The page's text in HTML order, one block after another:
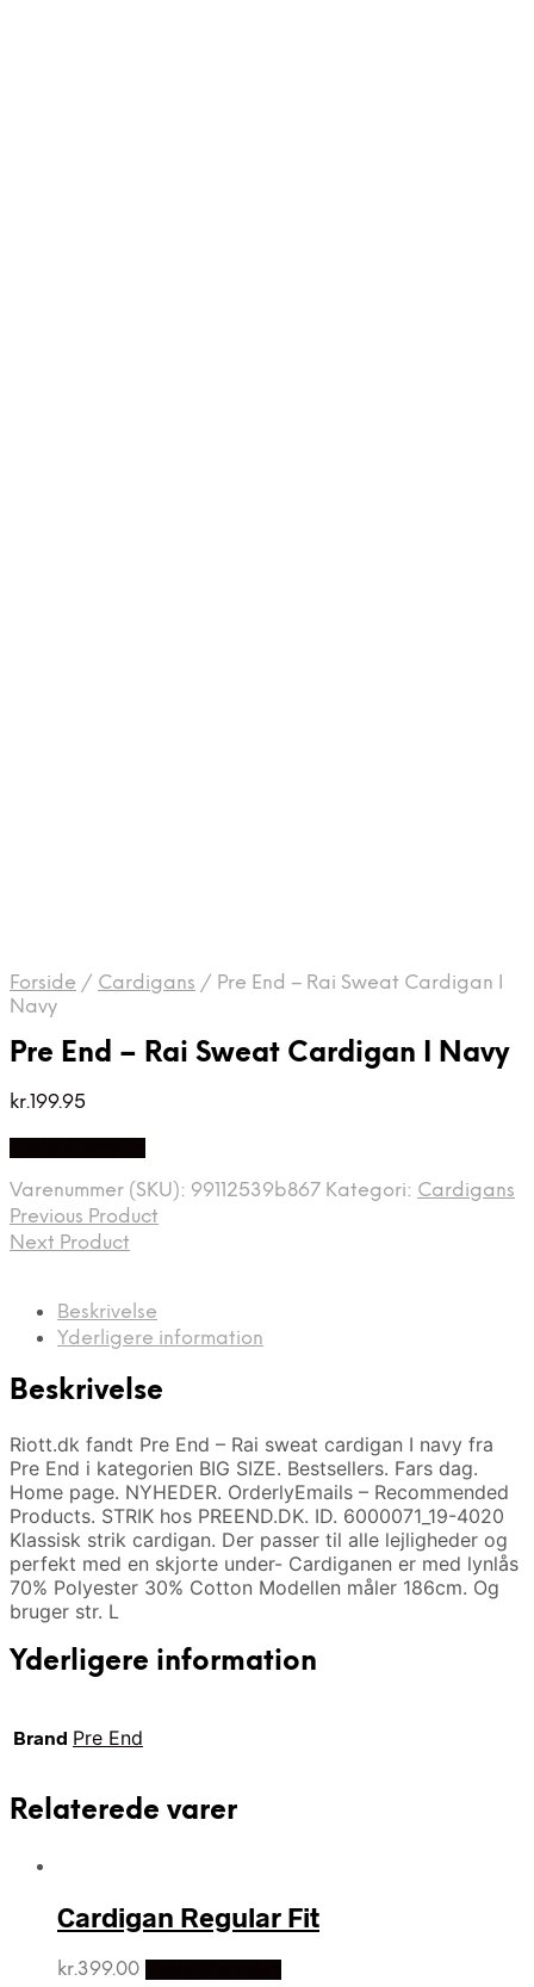
Forside / Cardigans / Pre End – Rai Sweat Cardigan I
Navy
Pre End – Rai Sweat Cardigan I Navy
kr.199.95
Varenummer (SKU): 99112539b867 Kategori: Cardigans
Previous Product
Next Product
Beskrivelse
Yderligere information
Beskrivelse
Riott.dk fandt Pre End – Rai sweat cardigan I navy fra
Pre End i kategorien BIG SIZE. Bestsellers. Fars dag.
Home page. NYHEDER. OrderlyEmails – Recommended
Products. STRIK hos PREEND.DK. ID. 6000071_19-4020
Klassisk strik cardigan. Der passer til alle lejligheder og
perfekt med en skjorte under- Cardiganen er med lynlås
70% Polyester 30% Cotton Modellen måler 186cm. Og
bruger str. L
Yderligere information
Brand Pre End
Relaterede varer
Cardigan Regular Fit
kr.399.00